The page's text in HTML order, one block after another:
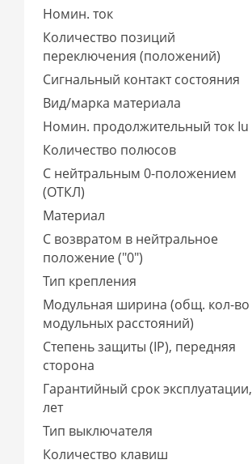
Номин. ток
Количество позиций
переключения (положений)
Сигнальный контакт состояния
Вид/марка материала
Номин. продолжительный ток Iu
Количество полюсов
С нейтральным 0-положением
(ОТКЛ)
Материал
С возвратом в нейтральное
положение ("0")
Тип крепления
Модульная ширина (общ. кол-во
модульных расстояний)
Степень защиты (IP), передняя
сторона
Гарантийный срок эксплуатации,
лет
Тип выключателя
Количество клавиш